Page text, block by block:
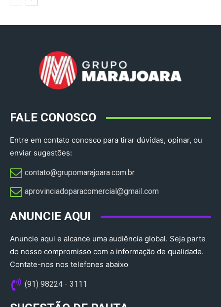
FALE CONOSCO
Entre em contato conosco para tirar dúvidas, opinar, ou
enviar sugestões:
contato@grupomarajoara.com.br
aprovinciadoparacomercial@gmail.com​
ANUNCIE AQUI
Anuncie aqui e alcance uma audiência global. Seja parte
do nosso compromisso com a informação de qualidade.
Contate-nos nos telefones abaixo
(91) 98224 - 3111